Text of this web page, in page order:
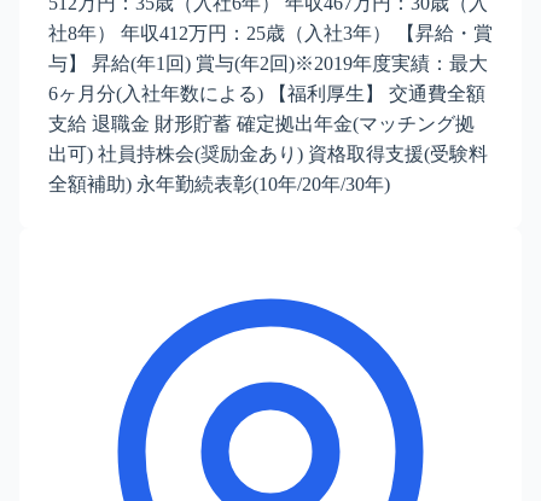
社8年） 年収412万円：25歳（入社3年） 【昇給・賞
与】 昇給(年1回) 賞与(年2回)※2019年度実績：最大
6ヶ月分(入社年数による) 【福利厚生】 交通費全額
支給 退職金 財形貯蓄 確定拠出年金(マッチング拠
出可) 社員持株会(奨励金あり) 資格取得支援(受験料
全額補助) 永年勤続表彰(10年/20年/30年)